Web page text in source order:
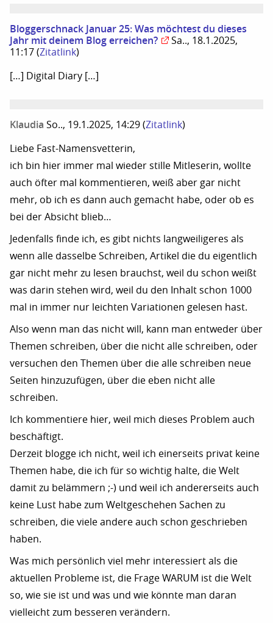
Bloggerschnack Januar 25: Was möchtest du dieses
Jahr mit deinem Blog erreichen?
Sa.., 18.1.2025,
11:17 (Zitatlink)
[…] Digital Diary […]
Klaudia So.., 19.1.2025, 14:29 (Zitatlink)
Liebe Fast-Namensvetterin,
ich bin hier immer mal wieder stille Mitleserin, wollte
auch öfter mal kommentieren, weiß aber gar nicht
mehr, ob ich es dann auch gemacht habe, oder ob es
bei der Absicht blieb…
Jedenfalls finde ich, es gibt nichts langweiligeres als
wenn alle dasselbe Schreiben, Artikel die du eigentlich
gar nicht mehr zu lesen brauchst, weil du schon weißt
was darin stehen wird, weil du den Inhalt schon 1000
mal in immer nur leichten Variationen gelesen hast.
Also wenn man das nicht will, kann man entweder über
Themen schreiben, über die nicht alle schreiben, oder
versuchen den Themen über die alle schreiben neue
Seiten hinzuzufügen, über die eben nicht alle
schreiben.
Ich kommentiere hier, weil mich dieses Problem auch
beschäftigt.
Derzeit blogge ich nicht, weil ich einerseits privat keine
Themen habe, die ich für so wichtig halte, die Welt
damit zu belämmern ;-) und weil ich andererseits auch
keine Lust habe zum Weltgeschehen Sachen zu
schreiben, die viele andere auch schon geschrieben
haben.
Was mich persönlich viel mehr interessiert als die
aktuellen Probleme ist, die Frage WARUM ist die Welt
so, wie sie ist und was und wie könnte man daran
vielleicht zum besseren verändern.